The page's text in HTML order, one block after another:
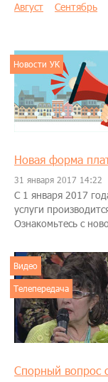
Август
Сентябрь
Новости УК
Новая форма
31 января 2017 14:22
С 1 января 2017
услуги
Ознакомьтесь с
Видео
Телепередача
Спорный вопрос